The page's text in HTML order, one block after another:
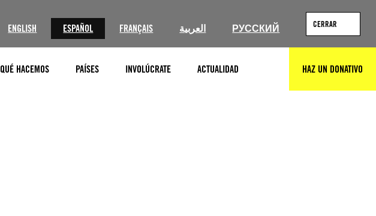
ENGLISH ESPAÑOL FRANÇAIS العربية РУССКИЙ CERRAR
QUÉ HACEMOS PAÍSES INVOLÚCRATE ACTUALIDAD HAZ UN DONATIVO